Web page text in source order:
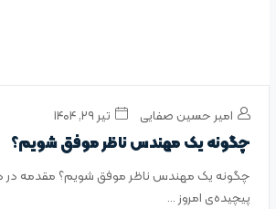
امیر حسین صفایی تیر ۲۹, ۱۴۰۴
چگونه یک مهندس ناظر موفق شویم؟
چگونه یک مهندس ناظر موفق شویم؟ مقدمه‌ در
پیچیده‌ی امروز ...